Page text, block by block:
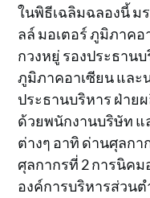
ในพิธีเฉลิมฉลองนี้ มร
ลล์ มอเตอร์ ภูมิภาคอ
กวงหยู่ รองประธาน
ภูมิภาคอาเซียน และ
ประธานบริหาร ฝ่าย
ด้วยพนักงานบริษัท
ต่างๆ อาทิ ด่านศุลก
ศุลกากรที่ 2 การนิค
องค์การบริหารส่วน